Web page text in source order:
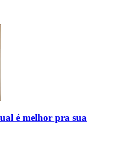
é melhor pra sua